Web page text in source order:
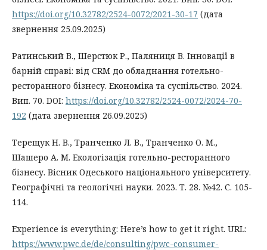
https://doi.org/10.32782/2524-0072/2021-30-17 (дата
звернення 25.09.2025)
Ратинський В., Шерстюк Р., Паляниця В. Інновації в
барній справі: від CRM до обладнання готельно-
ресторанного бізнесу. Економіка та суспільство. 2024.
Вип. 70. DOI: https://doi.org/10.32782/2524-0072/2024-70-
192 (дата звернення 26.09.2025)
Терещук Н. В., Транченко Л. В., Транченко О. М.,
Шашеро А. М. Екологізація готельно-ресторанного
бізнесу. Вісник Одеського національного університету.
Географічні та геологічні науки. 2023. Т. 28. №42. С. 105-
114.
Experience is everything: Here’s how to get it right. URL:
https://www.pwc.de/de/consulting/pwc-consumer-